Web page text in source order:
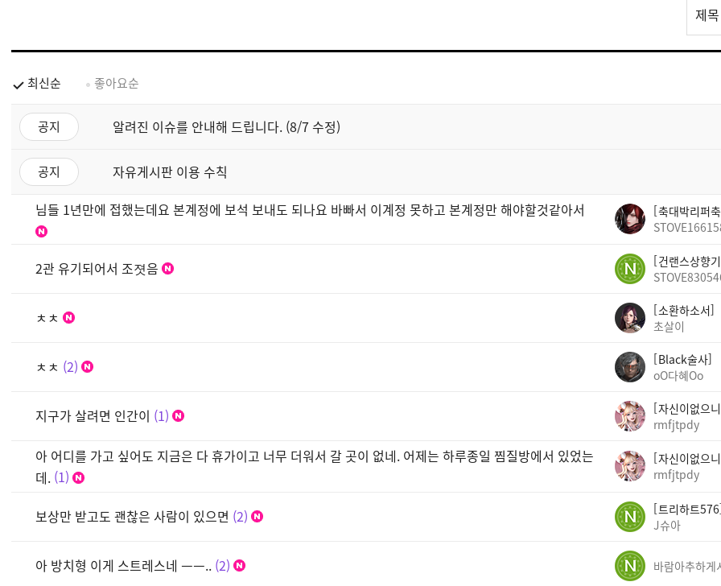
스
트
제목
최신순 좋아요순
공지 알려진 이슈를 안내해 드립니다. (8/7 수정)
공지
자유게시판 이용 수칙
님들 1년만에 접했는데요 본계정에 보석 보내도 되나요 바빠서 이계정 못하고 본계정만 해야할것같아서
축대박리퍼축
2관 유기되어서 조졋음
건랜스상향
ㅊㅊ
소환하소서
초살이
ㅊㅊ 2
Black술사
oO다혜Oo
지구가 살려면 인간이 1
자신이없으
rmfjtpdy
아 어디를 가고 싶어도 지금은 다 휴가이고 너무 더워서 갈 곳이 없네. 어제는 하루종일 찜질방에서 있었는
데. 1
자신이없으
rmfjtpdy
보상만 받고도 괜찮은 사람이 있으면 2
트리하트576
J슈아
아 방치형 이게 스트레스네 ㅡㅡ.. 2